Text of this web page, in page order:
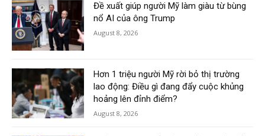
Đề xuất giúp người Mỹ làm giàu từ bùng
nổ AI của ông Trump
August 8, 2026
Hơn 1 triệu người Mỹ rời bỏ thị trường
lao động: Điều gì đang đẩy cuộc khủng
hoảng lên đỉnh điểm?
August 8, 2026